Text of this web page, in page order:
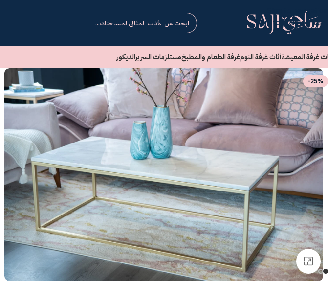
Skip to navigation
Skip to main content
غرفة المعيشةأثاث غرفة النومغرفة الطعام والمطبخمستلزمات السريرالديكور
-25%
انقر للتكبير